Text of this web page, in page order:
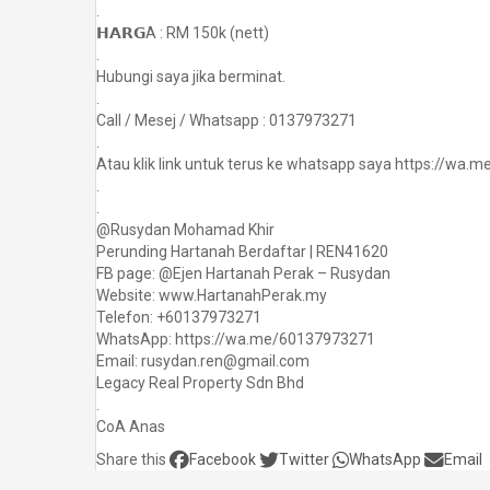
.
𝗛𝗔𝗥𝗚A : RM 150k (nett)
.
Hubungi saya jika berminat.
.
Call / Mesej / Whatsapp : 0137973271
.
Atau klik link untuk terus ke whatsapp saya https://
.
.
@Rusydan Mohamad Khir
Perunding Hartanah Berdaftar | REN41620
FB page: @Ejen Hartanah Perak – Rusydan
Website: www.HartanahPerak.my
Telefon: +60137973271
WhatsApp: https://wa.me/60137973271
Email: rusydan.ren@gmail.com
Legacy Real Property Sdn Bhd
.
CoA Anas
Share this
Facebook Twitter WhatsApp Email